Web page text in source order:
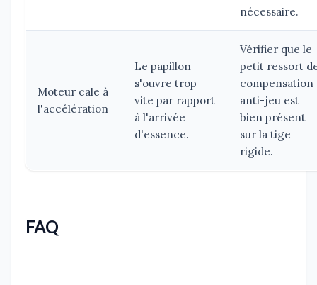
nécessaire.
Moteur cale à
l'accélération
Le papillon
s'ouvre trop
vite par rapport
à l'arrivée
d'essence.
Vérifier que le
petit ressort
compensation
anti-jeu est
bien présent
sur la tige
rigide.
FAQ